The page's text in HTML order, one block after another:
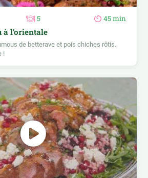
5 45 min
à l’orientale
de betterave et pois chiches rôtis.
!